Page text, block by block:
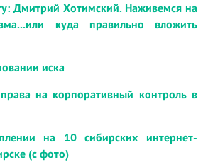
Дмитрий Хотимский. Наживемся на
куда правильно вложить
иска
на корпоративный контроль в
на 10 сибирских интернет-
(с фото)